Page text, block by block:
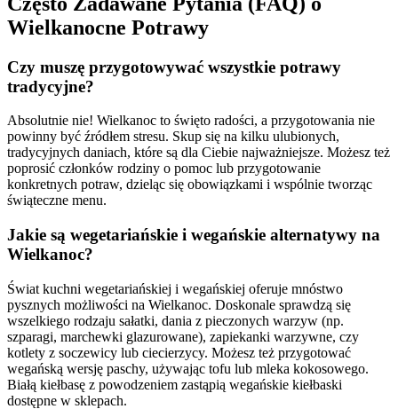
Wielkanocne Potrawy
Czy muszę przygotowywać wszystkie potrawy
tradycyjne?
Absolutnie nie! Wielkanoc to święto radości, a przygotowania nie
powinny być źródłem stresu. Skup się na kilku ulubionych,
tradycyjnych daniach, które są dla Ciebie najważniejsze. Możesz też
poprosić członków rodziny o pomoc lub przygotowanie
konkretnych potraw, dzieląc się obowiązkami i wspólnie tworząc
świąteczne menu.
Jakie są wegetariańskie i wegańskie alternatywy na
Wielkanoc?
Świat kuchni wegetariańskiej i wegańskiej oferuje mnóstwo
pysznych możliwości na Wielkanoc. Doskonale sprawdzą się
wszelkiego rodzaju sałatki, dania z pieczonych warzyw (np.
szparagi, marchewki glazurowane), zapiekanki warzywne, czy
kotlety z soczewicy lub ciecierzycy. Możesz też przygotować
wegańską wersję paschy, używając tofu lub mleka kokosowego.
Białą kiełbasę z powodzeniem zastąpią wegańskie kiełbaski
dostępne w sklepach.